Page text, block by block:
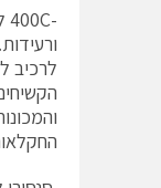
לרכיב